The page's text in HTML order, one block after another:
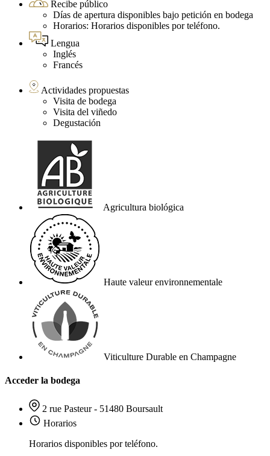
Recibe público
Días de apertura disponibles bajo petición en bodega
Horarios: Horarios disponibles por teléfono.
Lengua
Inglés
Francés
Actividades propuestas
Visita de bodega
Visita del viñedo
Degustación
Agricultura biológica
Haute valeur environnementale
Viticulture Durable en Champagne
Acceder la bodega
2 rue Pasteur - 51480 Boursault
Horarios
Horarios disponibles por teléfono.